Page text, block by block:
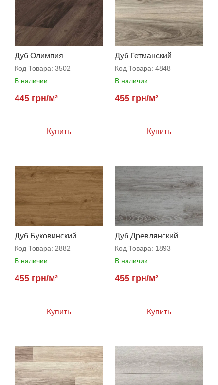
Дуб Олимпия
Код Товара: 3502
В наличии
445 грн/м²
Купить
Дуб Гетманский
Код Товара: 4848
В наличии
455 грн/м²
Купить
Дуб Буковинский
Код Товара: 2882
В наличии
455 грн/м²
Купить
Дуб Древлянский
Код Товара: 1893
В наличии
455 грн/м²
Купить